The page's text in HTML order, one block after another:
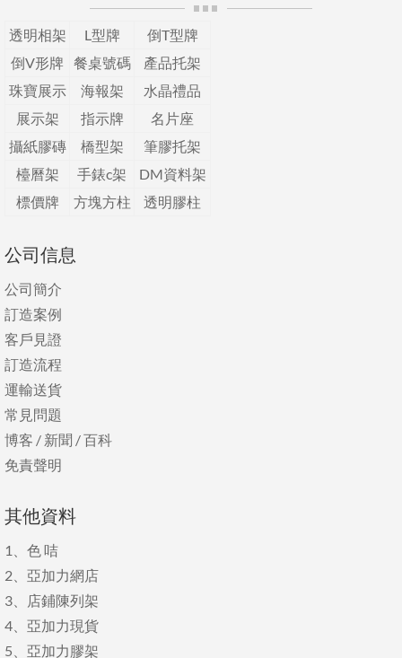
透明相架 L型牌
倒T型牌
倒V形牌
餐桌號碼
產品托架
珠寶展示
海報架
水晶禮品
展示架
指示牌
名片座
攝紙膠磚
橋型架
筆膠托架
檯曆架
手錶c架
DM資料架
標價牌
方塊方柱 透明膠柱
公司信息
公司簡介
訂造案例
客戶見證
訂造流程
運輸送貨
常見問題
博客 / 新聞 /百科
免責聲明
其他資料
1、 色 咭
2、 亞加力網店
3、
店鋪陳列架
4、 亞加力現貨
5、 亞加力膠架